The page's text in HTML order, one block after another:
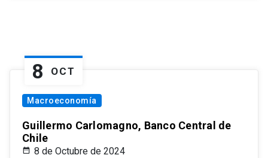
8 OCT
Macroeconomía
Guillermo Carlomagno, Banco Central de
Chile
8 de Octubre de 2024